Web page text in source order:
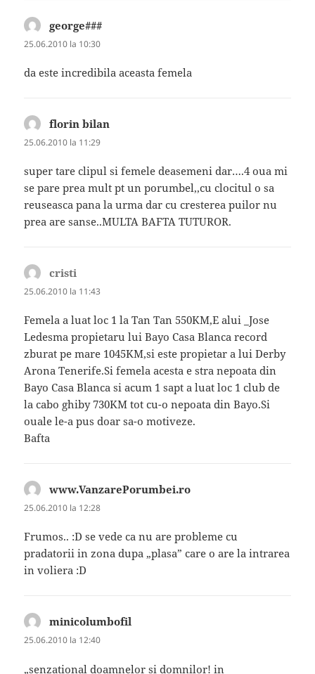
george###
25.06.2010 la 10:30
da este incredibila aceasta femela
florin bilan
25.06.2010 la 11:29
super tare clipul si femele deasemeni dar….4 oua mi
se pare prea mult pt un porumbel,,cu clocitul o sa
reuseasca pana la urma dar cu cresterea puilor nu
prea are sanse..MULTA BAFTA TUTUROR.
cristi
25.06.2010 la 11:43
Femela a luat loc 1 la Tan Tan 550KM,E alui _Jose
Ledesma propietaru lui Bayo Casa Blanca record
zburat pe mare 1045KM,si este propietar a lui Derby
Arona Tenerife.Si femela acesta e stra nepoata din
Bayo Casa Blanca si acum 1 sapt a luat loc 1 club de
la cabo ghiby 730KM tot cu-o nepoata din Bayo.Si
ouale le-a pus doar sa-o motiveze.
Bafta
www.VanzarePorumbei.ro
25.06.2010 la 12:28
Frumos.. :D se vede ca nu are probleme cu
pradatorii in zona dupa „plasa” care o are la intrarea
in voliera :D
minicolumbofil
25.06.2010 la 12:40
„senzational doamnelor si domnilor! in